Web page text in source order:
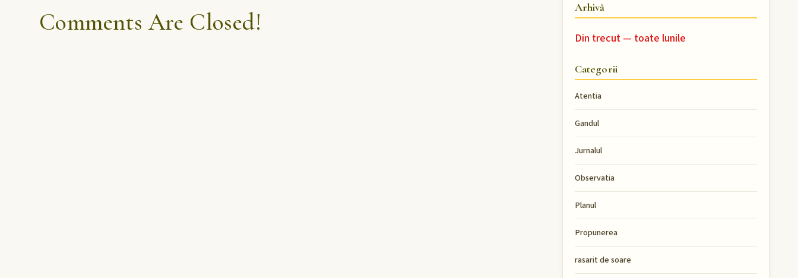
Comments Are Closed!
Arhivă
Din trecut — toate lunile
Categorii
Atentia
Gandul
Jurnalul
Observatia
Planul
Propunerea
rasarit de soare